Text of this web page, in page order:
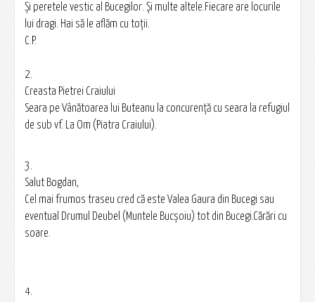
Şi peretele vestic al Bucegilor. Şi multe altele.Fiecare are locurile
lui dragi. Hai să le aflăm cu toţii.
C.P.
2.
Creasta Pietrei Craiului
Seara pe Vânătoarea lui Buteanu la concurenţă cu seara la refugiul
de sub vf. La Om (Piatra Craiului).
3.
Salut Bogdan,
Cel mai frumos traseu cred că este Valea Gaura din Bucegi sau
eventual Drumul Deubel (Muntele Bucșoiu) tot din Bucegi.Cărări cu
soare.
4.